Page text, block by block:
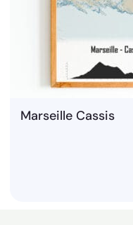
Marseille Cassis